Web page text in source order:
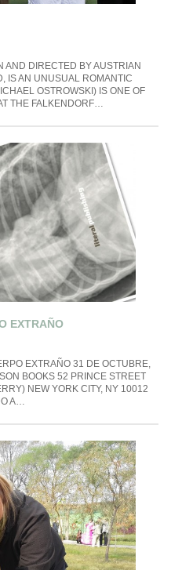
AND DIRECTED BY AUSTRIAN
IS AN UNUSUAL ROMANTIC
OSTROWSKI) IS ONE OF
THE FALKENDORF…
EXTRAÑO
EXTRAÑO 31 DE OCTUBRE,
BOOKS 52 PRINCE STREET
NEW YORK CITY, NY 10012
A…